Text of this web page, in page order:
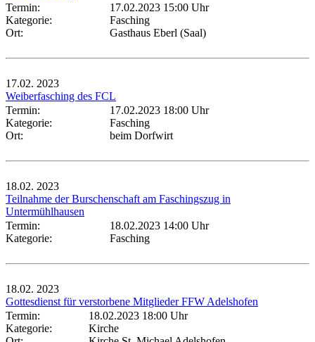
Termin:
17.02.2023 15:00 Uhr
Kategorie:
Fasching
Ort:
Gasthaus Eberl (Saal)
17.02. 2023
Weiberfasching des FCL
Termin:
17.02.2023 18:00 Uhr
Kategorie:
Fasching
Ort:
beim Dorfwirt
18.02. 2023
Teilnahme der Burschenschaft am Faschingszug in
Untermühlhausen
Termin:
18.02.2023 14:00 Uhr
Kategorie:
Fasching
18.02. 2023
Gottesdienst für verstorbene Mitglieder FFW Adelshofen
Termin:
18.02.2023 18:00 Uhr
Kategorie:
Kirche